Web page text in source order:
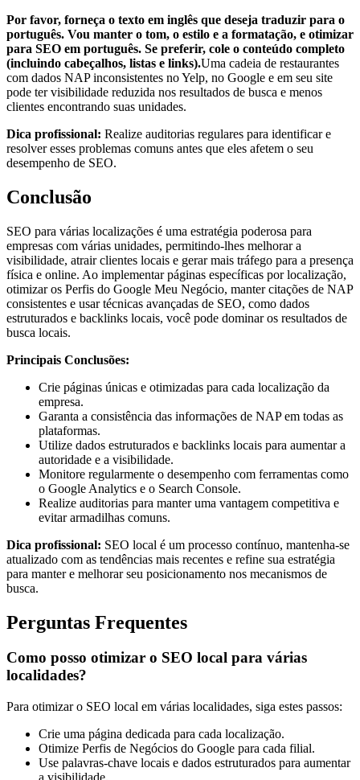
Por favor, forneça o texto em inglês que deseja traduzir para o
português. Vou manter o tom, o estilo e a formatação, e otimizar
para SEO em português. Se preferir, cole o conteúdo completo
(incluindo cabeçalhos, listas e links).Uma cadeia de restaurantes
com dados NAP inconsistentes no Yelp, no Google e em seu site
pode ter visibilidade reduzida nos resultados de busca e menos
clientes encontrando suas unidades.
Dica profissional: Realize auditorias regulares para identificar e
resolver esses problemas comuns antes que eles afetem o seu
desempenho de SEO.
Conclusão
SEO para várias localizações é uma estratégia poderosa para
empresas com várias unidades, permitindo-lhes melhorar a
visibilidade, atrair clientes locais e gerar mais tráfego para a presença
física e online. Ao implementar páginas específicas por localização,
otimizar os Perfis do Google Meu Negócio, manter citações de NAP
consistentes e usar técnicas avançadas de SEO, como dados
estruturados e backlinks locais, você pode dominar os resultados de
busca locais.
Principais Conclusões:
Crie páginas únicas e otimizadas para cada localização da
empresa.
Garanta a consistência das informações de NAP em todas as
plataformas.
Utilize dados estruturados e backlinks locais para aumentar a
autoridade e a visibilidade.
Monitore regularmente o desempenho com ferramentas como
o Google Analytics e o Search Console.
Realize auditorias para manter uma vantagem competitiva e
evitar armadilhas comuns.
Dica profissional: SEO local é um processo contínuo, mantenha-se
atualizado com as tendências mais recentes e refine sua estratégia
para manter e melhorar seu posicionamento nos mecanismos de
busca.
Perguntas Frequentes
Como posso otimizar o SEO local para várias
localidades?
Para otimizar o SEO local em várias localidades, siga estes passos:
Crie uma página dedicada para cada localização.
Otimize Perfis de Negócios do Google para cada filial.
Use palavras-chave locais e dados estruturados para aumentar